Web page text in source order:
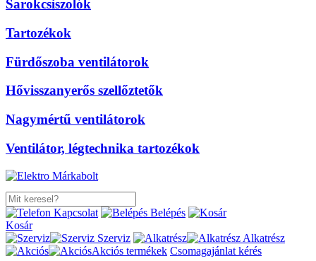
Sarokcsiszolók
Tartozékok
Fürdőszoba ventilátorok
Hővisszanyerős szellőztetők
Nagymértű ventilátorok
Ventilátor, légtechnika tartozékok
Kapcsolat
Belépés
Kosár
Szerviz
Alkatrész
Akciós termékek Csomagajánlat kérés